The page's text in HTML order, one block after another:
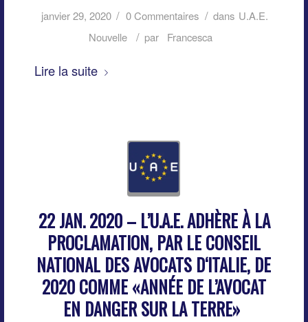
janvier 29, 2020 / 0 Commentaires / dans U.A.E.
Nouvelle
/ par Francesca
Lire la suite
22 JAN. 2020 – L’U.A.E. ADHÈRE À LA
PROCLAMATION, PAR LE CONSEIL
NATIONAL DES AVOCATS D‘ITALIE, DE
2020 COMME «ANNÉE DE L’AVOCAT
EN DANGER SUR LA TERRE»